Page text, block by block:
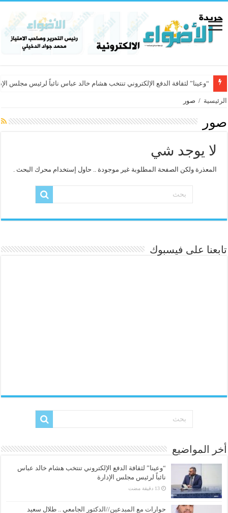
“وعينا” لثقافة الدفع الإلكتروني تنتخب هشام خالد عباس نائباً لرئيس مجلس
الرئيسية / صور
صور
لا يوجد شي
المعذرة ولكن الصفحة المطلوبة غير موجودة .. حاول إستخدام محرك البحث .
تابعنا على فيسبوك
أخر المواضيع
“وعينا” لثقافة الدفع الإلكتروني تنتخب هشام خالد عباس
نائباً لرئيس مجلس الإدارة
‏13 دقيقة مضت
حوارات مع المبدعين//الدكتور الجامعي .. طلال سعيد